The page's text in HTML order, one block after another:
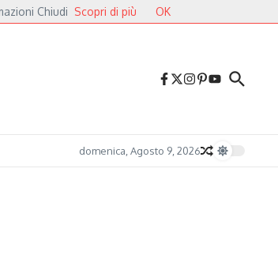
2026, il gran finale: dalla poesia del folk alle pulsazioni
domenica, Agosto 9, 2026
Chiudi Scopri di più OK